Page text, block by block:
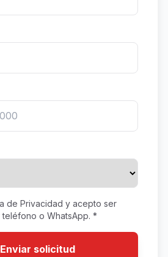
de Privacidad y acepto ser
o WhatsApp. *
Enviar solicitud